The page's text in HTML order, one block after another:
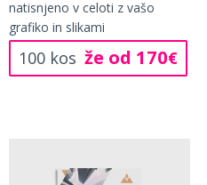
natisnjeno v celoti z vašo
grafiko in slikami
100 kos že od 170€